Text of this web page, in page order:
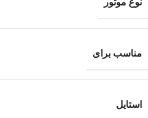
مناسب برای
استایل